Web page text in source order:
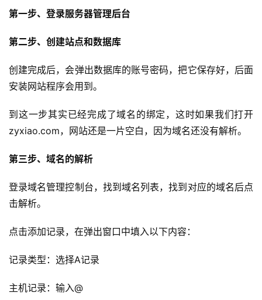
I
实
群
运
记
第一步、登录服务器管理后台
第二步、创建站点和数据库
创建完成后，会弹出数据库的账号密码，把它保存好，后面
安装网站程序会用到。
到这一步其实已经完成了域名的绑定，这时如果我们打开
zyxiao.com，网站还是一片空白，因为域名还没有解析。
第三步、域名的解析
登录域名管理控制台，找到域名列表，找到对应的域名后点
击解析。
点击添加记录，在弹出窗口中填入以下内容：
记录类型：选择A记录
主机记录：输入@